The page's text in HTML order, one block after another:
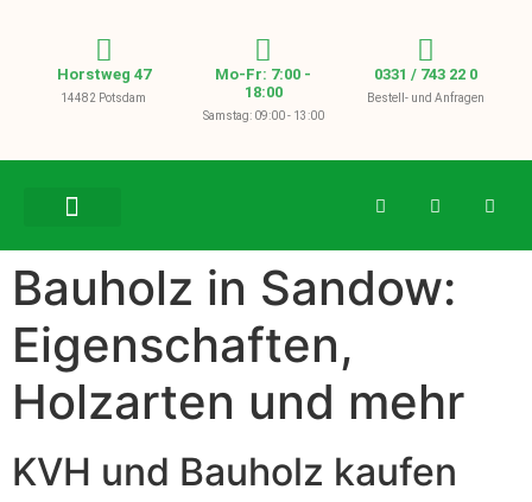
Horstweg 47
14482 Potsdam
Mo-Fr: 7:00 -
18:00
Samstag: 09:00 - 13:00
0331 / 743 22 0
Bestell- und Anfragen
Bauholz in Sandow:
Eigenschaften,
Holzarten und mehr
KVH und Bauholz kaufen